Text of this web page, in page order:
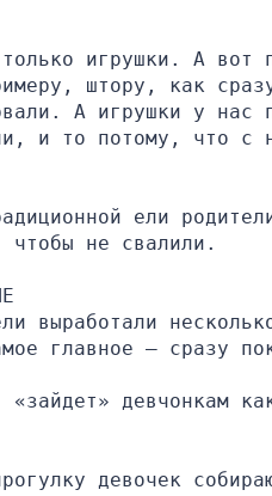
игрушки. А вот
штору, как
А игрушки у нас
и то потому, что с
ели
чтобы не свалили.
выработали
главное – сразу
девчонкам
девочек